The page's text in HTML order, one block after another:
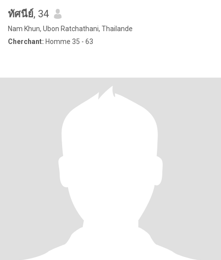
ทัศนีย์, 34
Nam Khun, Ubon Ratchathani, Thailande
Cherchant: Homme 35 - 63